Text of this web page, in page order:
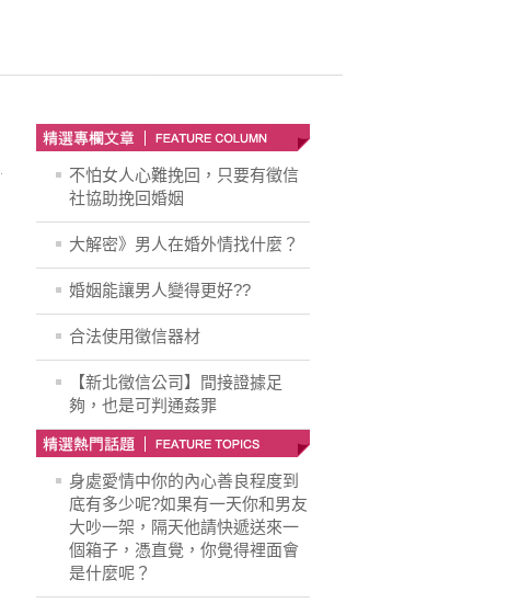
不怕女人心難挽回，只要有徵信
社協助挽回婚姻
大解密》男人在婚外情找什麼？
婚姻能讓男人變得更好??
合法使用徵信器材
【新北徵信公司】間接證據足
夠，也是可判通姦罪
身處愛情中你的內心善良程度到
底有多少呢?如果有一天你和男友
大吵一架，隔天他請快遞送來一
個箱子，憑直覺，你覺得裡面會
是什麼呢？